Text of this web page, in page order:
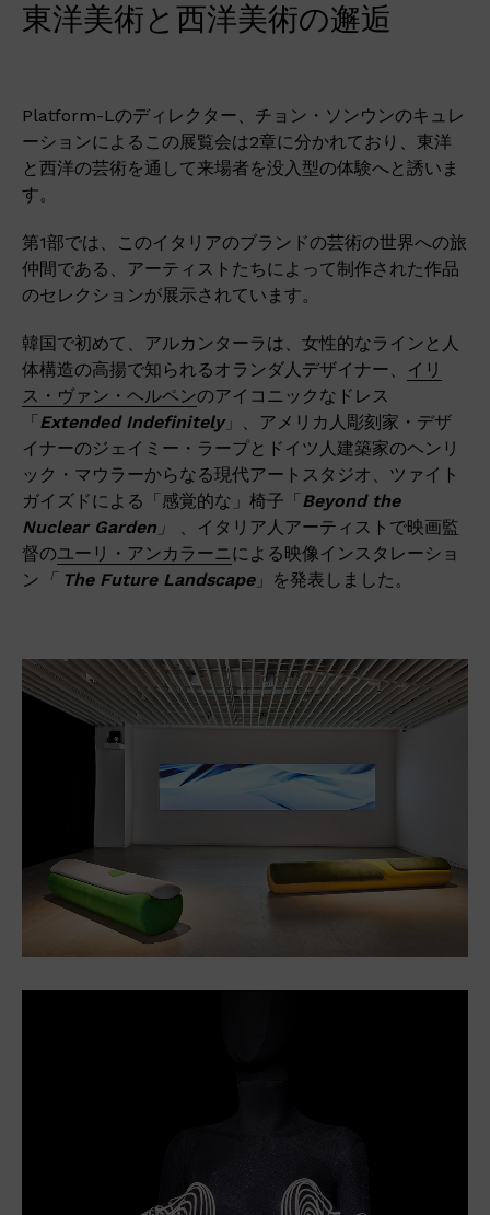
東洋美術と西洋美術の邂逅
Platform-Lのディレクター、チョン・ソンウンのキュレ
ーションによるこの展覧会は2章に分かれており、東洋
と西洋の芸術を通して来場者を没入型の体験へと誘いま
す。
第1部では、このイタリアのブランドの芸術の世界への旅
仲間である、アーティストたちによって制作された作品
のセレクションが展示されています。
韓国で初めて、アルカンターラは、女性的なラインと人
体構造の高揚で知られるオランダ人デザイナー、
イリ
ス・ヴァン・ヘルペンのアイコニックなドレス
「 Extended Indefinitely」、アメリカ人彫刻家・デザ
イナーのジェイミー・ラープとドイツ人建築家のヘンリ
ック・マウラーからなる現代アートスタジオ、ツァイト
ガイズドによる「感覚的な」椅子「 Beyond the
Nuclear Garden 」
、イタリア人アーティストで映画監
督のユーリ・アンカラーニによる映像インスタレーショ
ン 「 The Future Landscape」を発表しました。